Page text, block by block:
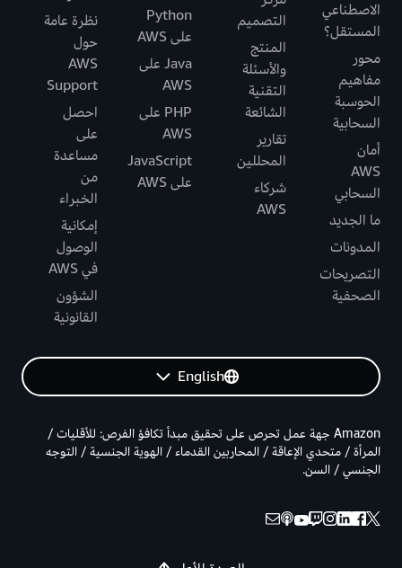
الاصطناعي
المستقل؟
محور
مفاهيم
الحوسبة
السحابية
أمان
AWS
السحابي
ما الجديد
المدونات
التصريحات
الصحفية
التصميم
المنتج
والأسئلة
التقنية
الشائعة
تقارير
المحللين
شركاء
AWS
Python
على AWS
Java على
AWS
PHP على
AWS
JavaScript
على AWS
نظرة عامة
حول
AWS
Support
احصل
على
مساعدة
من
الخبراء
إمكانية
الوصول
في AWS
الشؤون
القانونية
English
Amazon جهة عمل تحرص على تحقيق مبدأ تكافؤ الفرص: للأقليات /
المرأة / متحدي الإعاقة / المحاربين القدماء / الهوية الجنسية / التوجه
الجنسي / السن.